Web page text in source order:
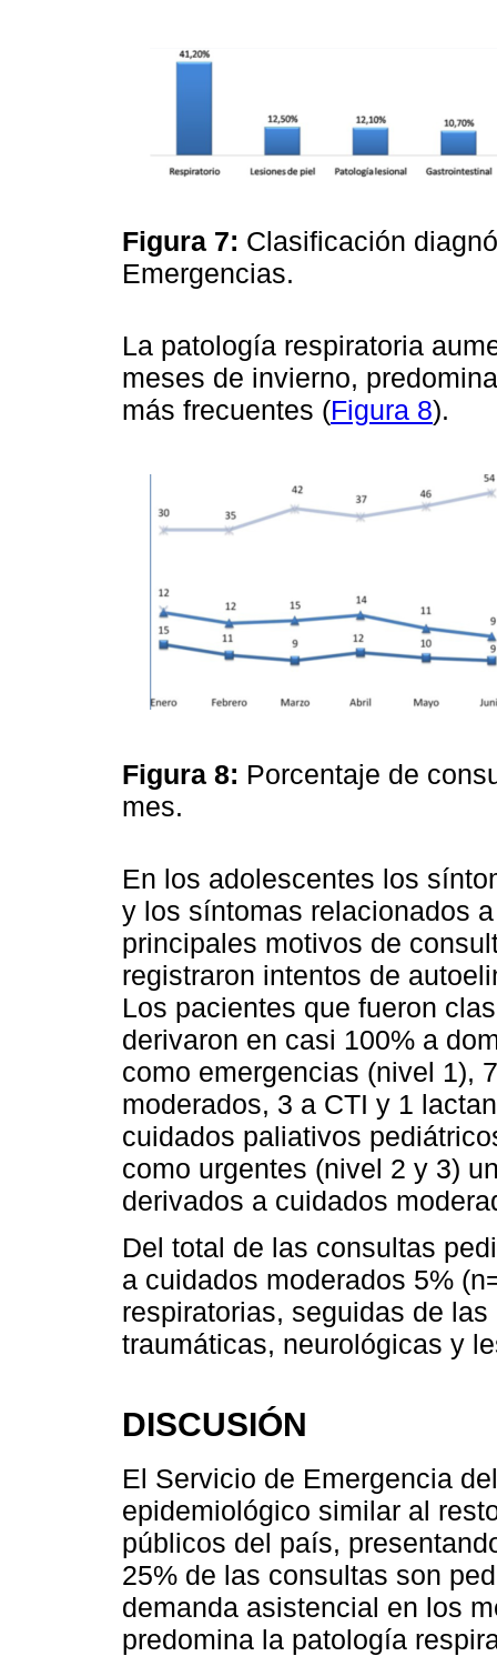
Figura 7: Clasificación
Emergencias.
La patología respiratoria
meses de invierno,
más frecuentes (Figura 8).
Figura 8: Porcentaje de
mes.
En los adolescentes los
y los síntomas relacionados
principales motivos de
registraron intentos de
Los pacientes que fueron
derivaron en casi 100% a
como emergencias (nivel 1),
moderados, 3 a CTI y 1
cuidados paliativos
como urgentes (nivel 2 y 3)
derivados a cuidados
Del total de las consultas
a cuidados moderados 5%
respiratorias, seguidas de
traumáticas, neurológicas y
DISCUSIÓN
El Servicio de Emergencia
epidemiológico similar al
públicos del país,
25% de las consultas son
demanda asistencial en los
predomina la patología